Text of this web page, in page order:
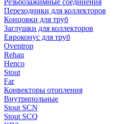
Резьбозажимные соединения
Переходники для коллекторов
Концовки для труб
Заглушки для коллекторов
Евроконус для труб
Oventrop
Rehau
Henco
Stout
Far
Конвекторы отопления
Внутрипольные
Stout SCN
Stout SCQ